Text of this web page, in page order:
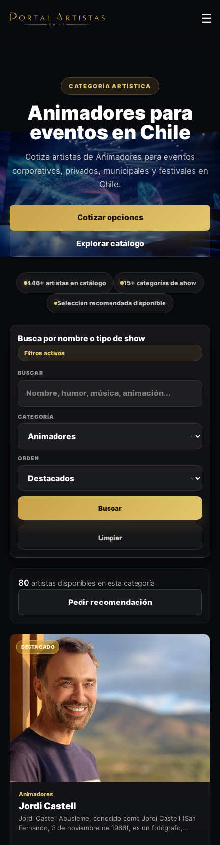
☰
CATEGORÍA ARTÍSTICA
Animadores para
eventos en Chile
Cotiza artistas de Animadores para eventos
corporativos, privados, municipales y festivales en
Chile.
Cotizar opciones
Explorar catálogo
446+ artistas en catálogo 15+ categorías de show
Selección recomendada disponible
Busca por nombre o tipo de show
Filtros activos
BUSCAR
CATEGORÍA
ORDEN
Buscar
Limpiar
80 artistas disponibles en esta categoría
Pedir recomendación
JC
DESTACADO
Animadores
Jordi Castell
Jordi Castell Abusleme, conocido como Jordi Castell (San
Fernando, 3 de noviembre de 1966), es un fotógrafo,